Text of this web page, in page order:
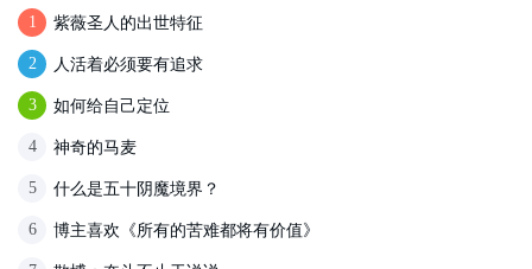
1 紫薇圣人的出世特征
2 人活着必须要有追求
3 如何给自己定位
4 神奇的马麦
5 什么是五十阴魔境界？
6 博主喜欢《所有的苦难都将有价值》